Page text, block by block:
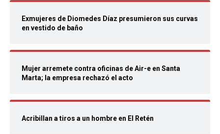
Exmujeres de Diomedes Díaz presumieron sus curvas
en vestido de baño
Mujer arremete contra oficinas de Air-e en Santa
Marta; la empresa rechazó el acto
Acribillan a tiros a un hombre en El Retén